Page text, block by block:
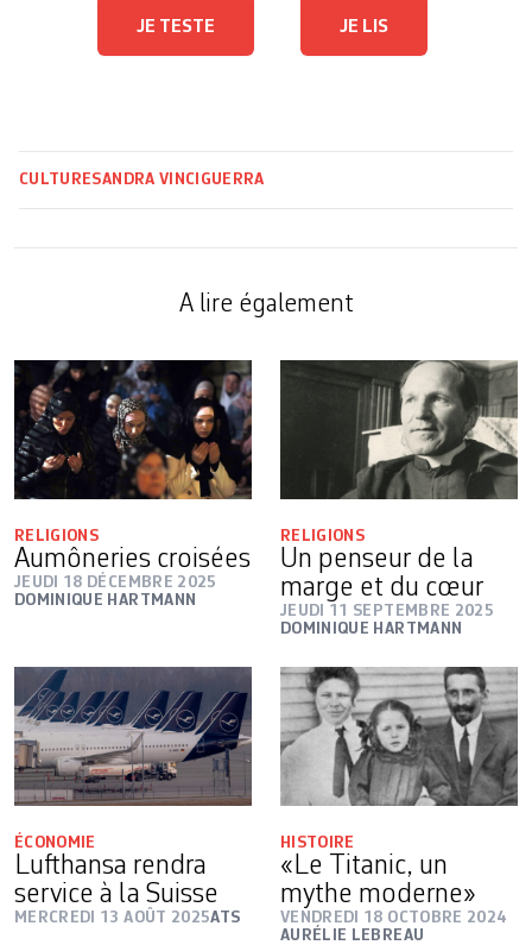
JE TESTE JE LIS
CULTURESANDRA VINCIGUERRA
A lire également
RELIGIONS
Aumôneries croisées
JEUDI 18 DÉCEMBRE 2025
DOMINIQUE HARTMANN
RELIGIONS
Un penseur de la
marge et du cœur
JEUDI 11 SEPTEMBRE 2025
DOMINIQUE HARTMANN
ÉCONOMIE
Lufthansa rendra
service à la Suisse
MERCREDI 13 AOÛT 2025ATS
HISTOIRE
«Le Titanic, un
mythe moderne»
VENDREDI 18 OCTOBRE 2024
AURÉLIE LEBREAU